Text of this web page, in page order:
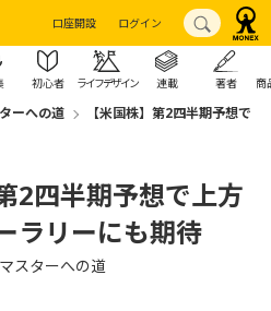
口座開設 ログイン
初心者 ライフデザイン 連載 著者 商
ーへの道
【米国株】第2四半期予想で
2四半期予想で上方
リーにも期待
スターへの道